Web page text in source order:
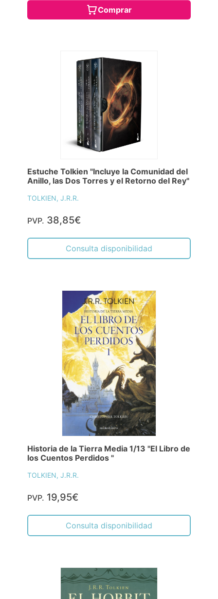
Comprar
Estuche Tolkien "Incluye la Comunidad del
Anillo, las Dos Torres y el Retorno del Rey"
TOLKIEN, J.R.R.
PVP. 38,85€
Consulta disponibilidad
Historia de la Tierra Media 1/13 "El Libro de
los Cuentos Perdidos "
TOLKIEN, J.R.R.
PVP. 19,95€
Consulta disponibilidad